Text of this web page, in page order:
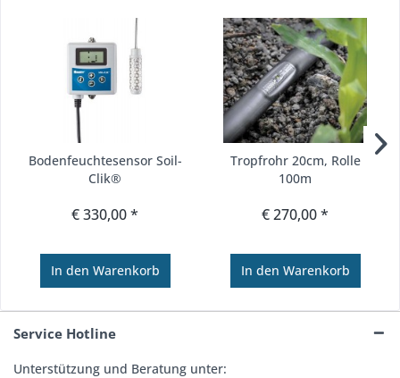
Bodenfeuchtesensor Soil-
Clik®
€ 330,00 *
In den Warenkorb
Tropfrohr 20cm, Rolle
100m
€ 270,00 *
In den Warenkorb
Service Hotline
Unterstützung und Beratung unter: